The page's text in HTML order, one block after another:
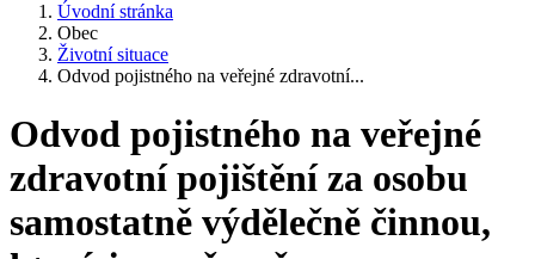
Úvodní stránka
Obec
Životní situace
Odvod pojistného na veřejné zdravotní...
Odvod pojistného na veřejné
zdravotní pojištění za osobu
samostatně výdělečně činnou,